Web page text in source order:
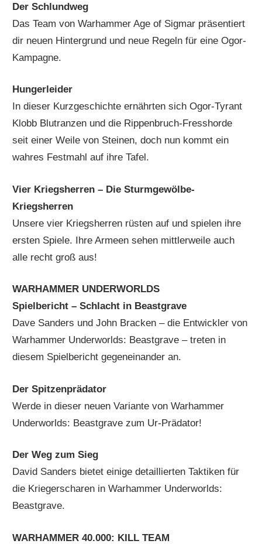
Der Schlundweg
Das Team von Warhammer Age of Sigmar präsentiert
dir neuen Hintergrund und neue Regeln für eine Ogor-
Kampagne.
Hungerleider
In dieser Kurzgeschichte ernährten sich Ogor-Tyrant
Klobb Blutranzen und die Rippenbruch-Fresshorde
seit einer Weile von Steinen, doch nun kommt ein
wahres Festmahl auf ihre Tafel.
Vier Kriegsherren – Die Sturmgewölbe-
Kriegsherren
Unsere vier Kriegsherren rüsten auf und spielen ihre
ersten Spiele. Ihre Armeen sehen mittlerweile auch
alle recht groß aus!
WARHAMMER UNDERWORLDS
Spielbericht – Schlacht in Beastgrave
Dave Sanders und John Bracken – die Entwickler von
Warhammer Underworlds: Beastgrave – treten in
diesem Spielbericht gegeneinander an.
Der Spitzenprädator
Werde in dieser neuen Variante von Warhammer
Underworlds: Beastgrave zum Ur-Prädator!
Der Weg zum Sieg
David Sanders bietet einige detaillierten Taktiken für
die Kriegerscharen in Warhammer Underworlds:
Beastgrave.
WARHAMMER 40.000: KILL TEAM